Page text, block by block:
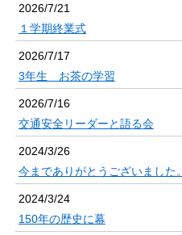
2026/7/21
１学期終業式
2026/7/17
3年生 お茶の学習
2026/7/16
交通安全リーダーと語る会
2024/3/26
今までありがとうございました。
2024/3/24
150年の歴史に幕